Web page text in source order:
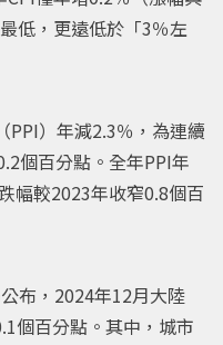
低，更遠低於「3％左
PPI）年減2.3％，為連續
個百分點。全年PPI年
幅較2023年收窄0.8個百
布，2024年12月大陸
個百分點。其中，城市